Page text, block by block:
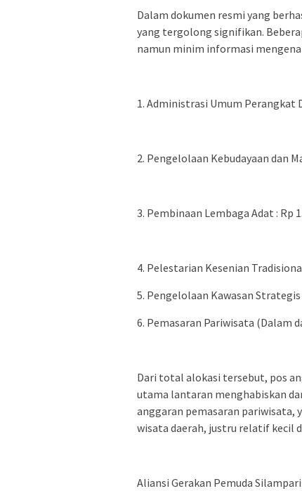
Dalam dokumen resmi yang
yang tergolong signifikan.
namun minim informasi
1. Administrasi Umum Perangkat
2. Pengelolaan Kebudayaan dan
3. Pembinaan Lembaga Adat : Rp
4. Pelestarian Kesenian
5. Pengelolaan Kawasan Strategis
6. Pemasaran Pariwisata (Dalam
Dari total alokasi tersebut, pos
utama lantaran menghabiskan
anggaran pemasaran pariwisata,
wisata daerah, justru relatif kecil
Aliansi Gerakan Pemuda